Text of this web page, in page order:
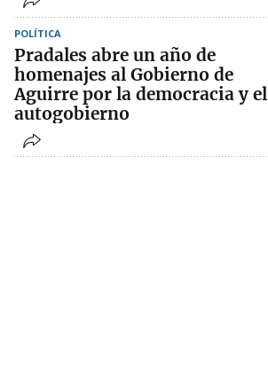
POLÍTICA
Pradales abre un año de
homenajes al Gobierno de
Aguirre por la democracia y el
autogobierno